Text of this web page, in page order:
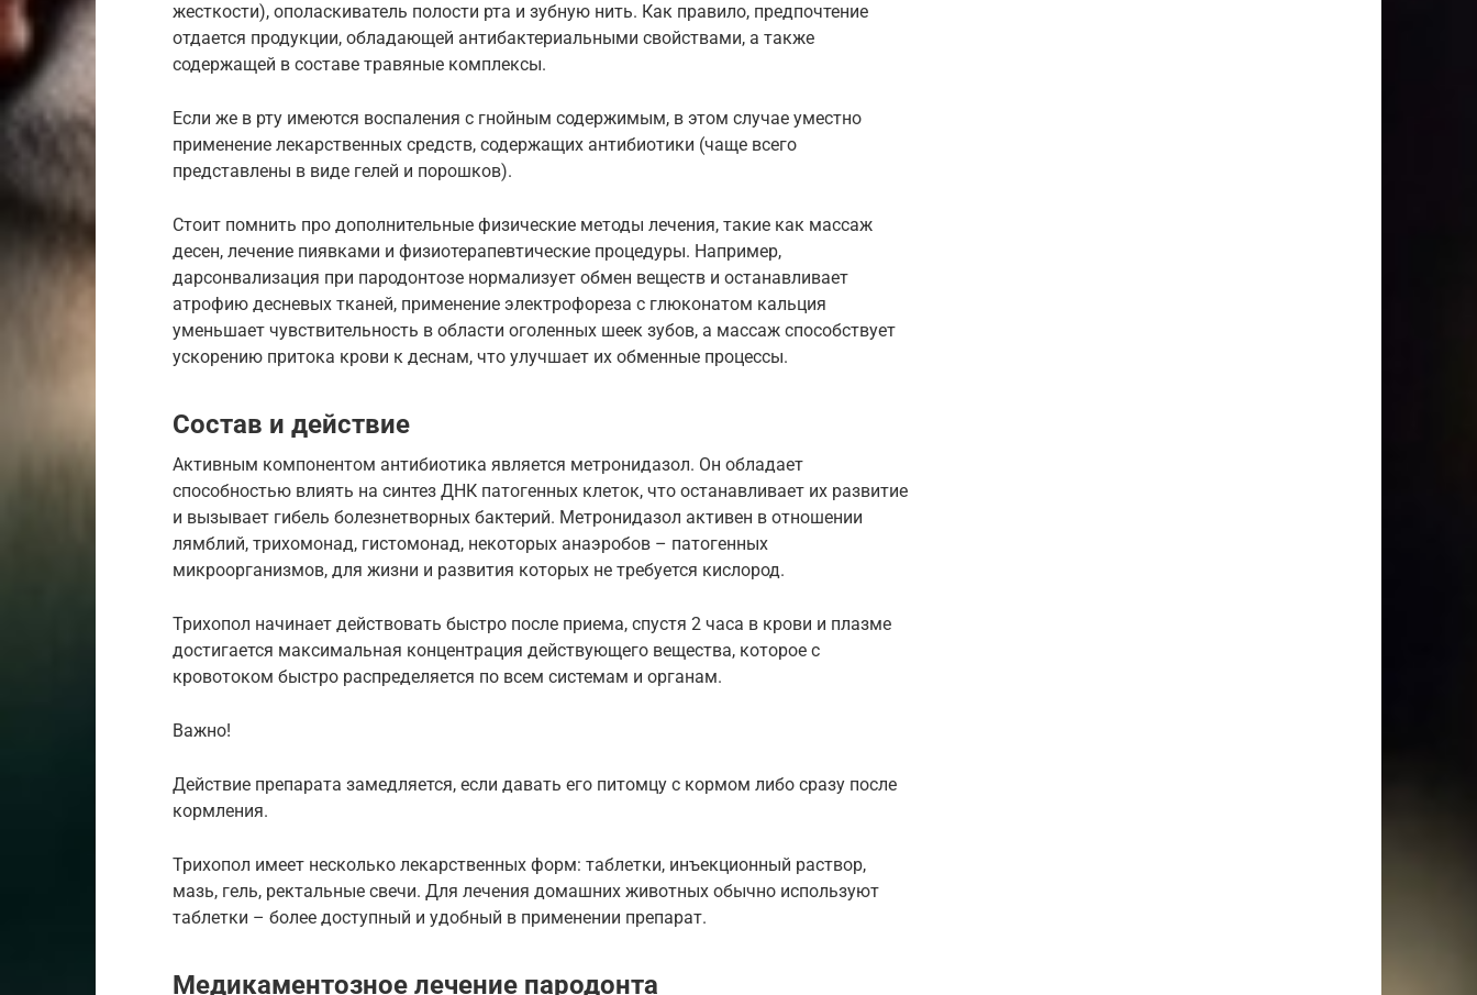
жесткости), ополаскиватель полости рта и зубную нить. Как правило, предпочтение
отдается продукции, обладающей антибактериальными свойствами, а также
содержащей в составе травяные комплексы.
Если же в рту имеются воспаления с гнойным содержимым, в этом случае уместно
применение лекарственных средств, содержащих антибиотики (чаще всего
представлены в виде гелей и порошков).
Стоит помнить про дополнительные физические методы лечения, такие как массаж
десен, лечение пиявками и физиотерапевтические процедуры. Например,
дарсонвализация при пародонтозе нормализует обмен веществ и останавливает
атрофию десневых тканей, применение электрофореза с глюконатом кальция
уменьшает чувствительность в области оголенных шеек зубов, а массаж способствует
ускорению притока крови к деснам, что улучшает их обменные процессы.
Состав и действие
Активным компонентом антибиотика является метронидазол. Он обладает
способностью влиять на синтез ДНК патогенных клеток, что останавливает их развитие
и вызывает гибель болезнетворных бактерий. Метронидазол активен в отношении
лямблий, трихомонад, гистомонад, некоторых анаэробов – патогенных
микроорганизмов, для жизни и развития которых не требуется кислород.
Трихопол начинает действовать быстро после приема, спустя 2 часа в крови и плазме
достигается максимальная концентрация действующего вещества, которое с
кровотоком быстро распределяется по всем системам и органам.
Важно!
Действие препарата замедляется, если давать его питомцу с кормом либо сразу после
кормления.
Трихопол имеет несколько лекарственных форм: таблетки, инъекционный раствор,
мазь, гель, ректальные свечи. Для лечения домашних животных обычно используют
таблетки – более доступный и удобный в применении препарат.
Медикаментозное лечение пародонта